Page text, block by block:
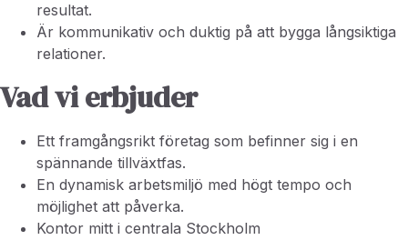
resultat.
Är kommunikativ och duktig på att bygga långsiktiga
relationer.
Vad vi erbjuder
Ett framgångsrikt företag som befinner sig i en
spännande tillväxtfas.
En dynamisk arbetsmiljö med högt tempo och
möjlighet att påverka.
Kontor mitt i centrala Stockholm